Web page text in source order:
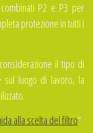
P2 e P3 per
protezione in tutti i
il tipo di
sul luogo di lavoro, la
alla scelta del filtro“